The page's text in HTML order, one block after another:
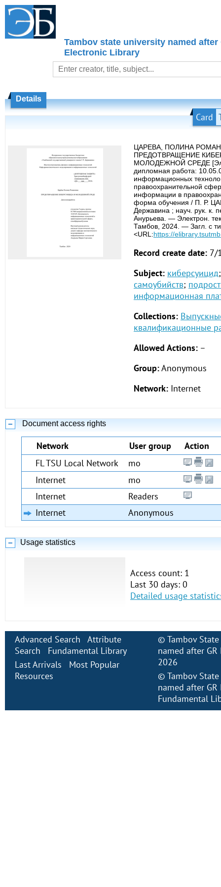
Tambov state university named after
Electronic Library
Details
Card
ЦАРЕВА, ПОЛИНА
ПРЕДОТВРАЩЕНИЕ
МОЛОДЕЖНОЙ СРЕДЕ
дипломная работа:
информационных
правоохранительной
информации в
форма обучения / П. Р.
Державина ; науч. рук. к.
Анурьева. — Электрон.
Тамбов, 2024. — Загл. с
<URL:https://
Record create date: 7/
Subject: киберсуицид;
самоубийств;
информационная
Collections:
квалификационные
Allowed Actions: –
Group:Anonymous
Network: Internet
Document access rights
Network User group
Action
FL TSU Local Network
mo
Internet
mo
Internet
Readers
Internet
Anonymous
Usage statistics
Access count: 1
Last 30 days: 0
Detailed usage
Advanced Search
Attribute
Search
Fundamental Library
Last Arrivals
Most Popular
Resources
© Tambov
named after
2026
© Tambov
named after
Fundamental